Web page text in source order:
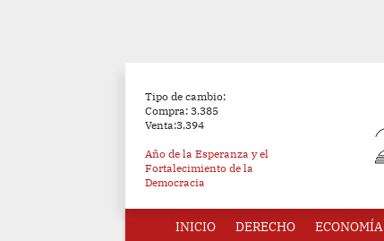
Tipo de cambio:
Compra: 3.385
Venta:3.394
Año de la Esperanza y el
Fortalecimiento de la
Democracia
INICIO DERECHO ECONOMÍA